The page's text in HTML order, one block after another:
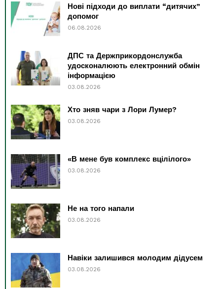
Нові підходи до виплати “дитячих”
допомог
06.08.2026
ДПС та Держприкордонслужба
удосконалюють електронний обмін
інформацією
03.08.2026
Хто зняв чари з Лори Лумер?
03.08.2026
«В мене був комплекс вцілілого»
03.08.2026
Не на того напали
03.08.2026
Навіки залишився молодим дідусем
03.08.2026